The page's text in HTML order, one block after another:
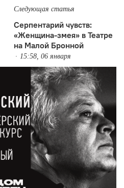
Следующая статья
Серпентарий чувств:
«Женщина-змея» в Театре
на Малой Бронной
15:58, 06 января